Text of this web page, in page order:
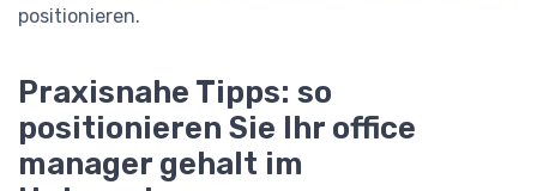
positionieren.
Praxisnahe Tipps: so
positionieren Sie Ihr office
manager gehalt im